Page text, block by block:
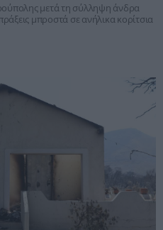
μετά τη σύλληψη άνδρα
μπροστά σε ανήλικα κορίτσια